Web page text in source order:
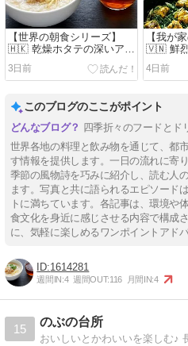
【世界の朝食シリーズ】
🇭🇰 乾燥ホタテの深いアミ
ノ酸が、新しい一週間を優
しく潤す。お砂糖もグルテ
ウ・チョッ」と、温かいプ
ーアル茶で迎える、洗練さ
れたセントラル風モーニン
グ。
3日前
【我が
🇻🇳 鮮烈
と、タ
の輝き
粉麺で軽
る、日
ェルネ
4日前
このブログのここがポイント
四季折々のフードとド
世界各地の料理と飲み物を通じて、都
す情報を提供します。一日の流れに寄
季節の風物詩を巧みに紹介し、読む人
ます。写真と共に語られるエピソード
トに満ちています。各記事は、環境や
食文化を身近に感じさせる内容で構成
に、気軽に楽しめるワンポイントアド
1614281
週間IN:4 週間OUT:116 月間IN:4
15
のぶの台所